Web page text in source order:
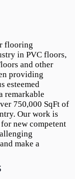
flooring
in PVC floors,
and other
providing
esteemed
remarkable
750,000 SqFt of
Our work is
new competent
make a